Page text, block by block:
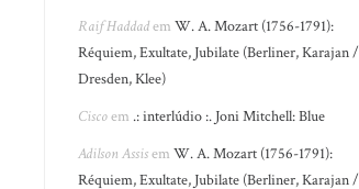
Raif HaddademW. A. Mozart (1756-1791):
Réquiem, Exultate, Jubilate (Berliner, Karajan /
Dresden, Klee)
Ciscoem .: interlúdio :. Joni Mitchell: Blue
Adilson AssisemW. A. Mozart (1756-1791):
Réquiem, Exultate, Jubilate (Berliner, Karajan /